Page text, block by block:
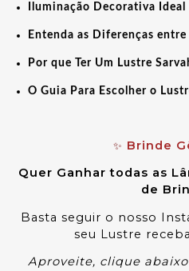
Iluminação Decorativa
Entenda as Diferenças
Por que Ter Um Lustre
O Guia Para Escolher o
✨ Brinde
Quer Ganhar todas as
de
Basta seguir o nosso
seu Lustre
Aproveite, clique